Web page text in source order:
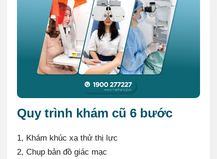
Quy trình khám cũ 6 bước
1️, Khám khúc xạ thử thị lực
2️, Chụp bản đồ giác mạc